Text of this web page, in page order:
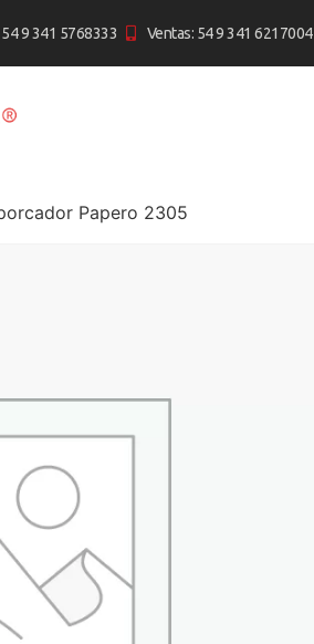
9 341 5768333 Ventas: 54 9 341 6217004
Papero 2305